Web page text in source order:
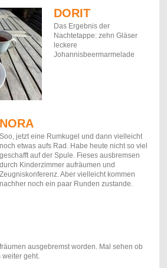
DORIT
Das Ergebnis der
Nachtetappe: zehn Gläser
leckere
Johannisbeermarmelade
NORA
Soo, jetzt eine Rumkugel und dann vielleicht
noch etwas aufs Rad. Habe heute nicht so viel
geschafft auf der Spule. Fieses ausbremsen
durch Kinderzimmer aufräumen und
Zeugniskonferenz. Aber vielleicht kommen
nachher noch ein paar Runden zustande.
ausgebremst worden. Mal sehen ob
geht.